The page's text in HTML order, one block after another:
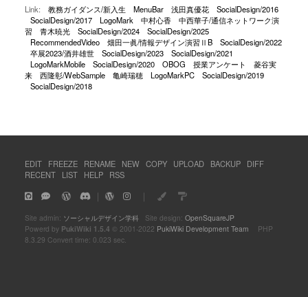
Link:
教務ガイダンス/新入生 MenuBar 浅田真優花
SocialDesign/2016
SocialDesign/2017
LogoMark 中村心香
中西華子/通信ネットワーク演
習
青木暁光 SocialDesign/2024
SocialDesign/2025
RecommendedVideo
畑田一眞/情報デザイン演習ⅡB
SocialDesign/2022
卒展2023/酒井雄世
SocialDesign/2023
SocialDesign/2021
LogoMarkMobile
SocialDesign/2020 OBOG 授業アンケート
菱谷実
来
西隆彰/WebSample 亀崎瑞穂 LogoMarkPC
SocialDesign/2019
SocialDesign/2018
EDIT FREEZE RENAME NEW COPY UPLOAD BACKUP
DIFF
RECENT
LIST HELP RSS
｜ ｜
Site admin: ソーシャルデザイン学科Site design: OpenSquareJP
Powerd by PukiWiki 1.5.4 © 2001-2022 PukiWiki Development Team PHP
8.3.29 Convert time: 0.023 sec.